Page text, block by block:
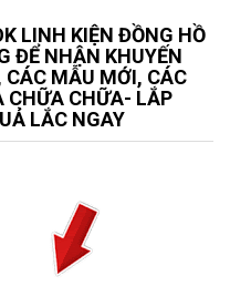
LINH KIỆN ĐỒNG HỒ
ĐỂ NHẬN KHUYẾN
MẪU MỚI, CÁC
CHỮA CHỮA- LẮP
LẮC NGAY